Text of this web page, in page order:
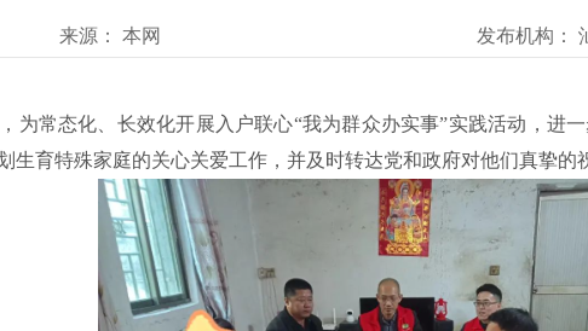
来源： 本网 发布机构：
为常态化、 长效化开展入户联心“我为群众办实事”实践活动， 进
生育特殊家庭的关心关爱工作 ，并及时转达党和政府对他们真挚的